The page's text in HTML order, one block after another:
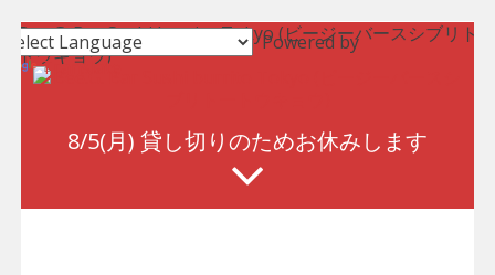
Skip
content
Powered by
Translate
8/5(月) 貸し切りのためお休みします